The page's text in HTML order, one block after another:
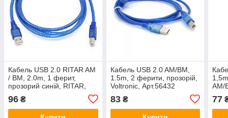
Кабель USB 2.0 RITAR AM
/ BM, 2.0m, 1 ферит,
прозорий синій, RITAR,
96 ₴
Кабель USB 2.0 AM/BM,
1.5m, 2 ферити, прозорій,
Voltronic, Арт.56432
83₴
AM/
77